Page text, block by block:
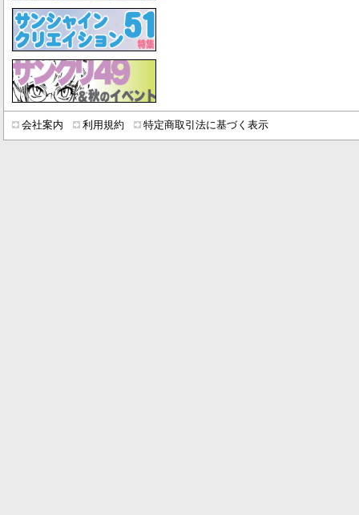
会社案内 利用規約 特定商取引法に基づく表示